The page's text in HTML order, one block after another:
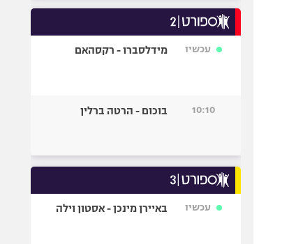
עכשיו מידלסברו - רקסהאם
10:10 בוכום - הרטה ברלין
עכשיו באיירן מינכן - אסטון וילה